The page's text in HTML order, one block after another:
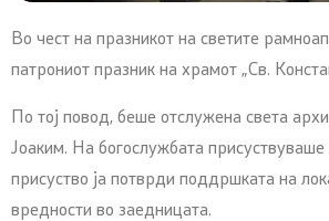
Во чест на празникот на светите
патрониот празник на храмот „Св.
По тој повод, беше отслужена света
Јоаким. На богослужбата
присуство ја потврди поддршката на
вредности во заедницата.